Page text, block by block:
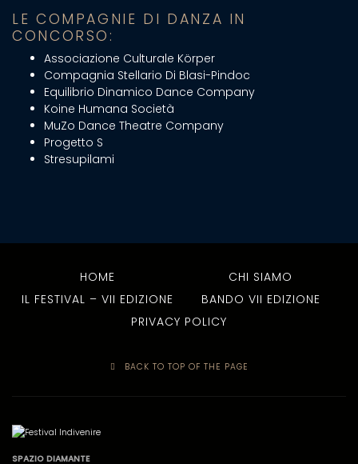
LE COMPAGNIE DI DANZA IN
CONCORSO:
Associazione Culturale Körper
Compagnia Stellario Di Blasi-Pindoc
Equilibrio Dinamico Dance Company
Koine Humana Società
MuZo Dance Theatre Company
Progetto S
Stresupilami
HOME
CHI SIAMO
IL FESTIVAL – VII EDIZIONE
BANDO VII EDIZIONE
PRIVACY POLICY
BACK TO TOP OF THE PAGE
SPAZIO DIAMANTE